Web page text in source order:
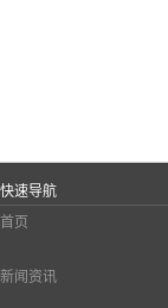
快速导航
首页
新闻资讯